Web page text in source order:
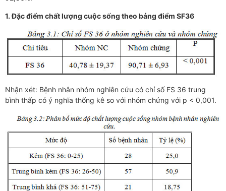
1.Đặc điểm chất lượng cuộc sống theo bảng điểm SF36
Nhận xét: Bệnh nhân nhóm nghiên cứu có chỉ số FS 36 trung
bình thấp có ý nghĩa thống kê so với nhóm chứng với p < 0,001.